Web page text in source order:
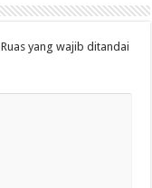
Ruas yang wajib ditandai